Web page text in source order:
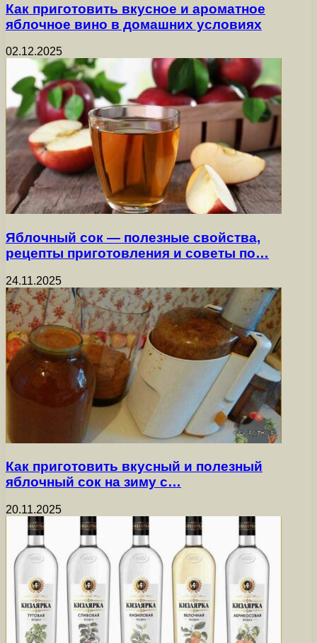
Как приготовить вкусное и ароматное
яблочное вино в домашних условиях
02.12.2025
Яблочный сок — полезные свойства,
рецепты приготовления и советы по…
24.11.2025
Как приготовить вкусный и полезный
яблочный сок на зиму с…
20.11.2025